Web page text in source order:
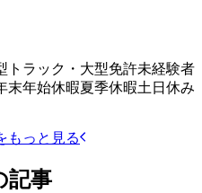
トラック・大型免許未経験者
末年始休暇夏季休暇土日休み
もっと見る
記事